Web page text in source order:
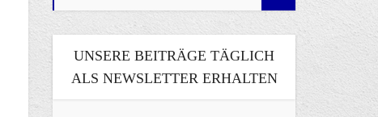
UNSERE BEITRÄGE TÄGLICH
ALS NEWSLETTER ERHALTEN